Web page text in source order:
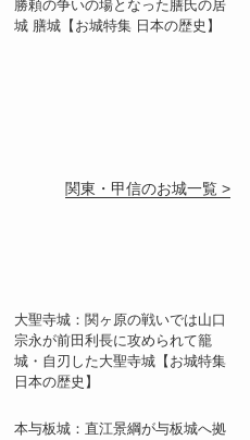
勝頼の争いの場となった膳氏の居
城 膳城【お城特集 日本の歴史】
関東・甲信のお城一覧 >
大聖寺城：関ヶ原の戦いでは山口
宗永が前田利長に攻められて籠
城・自刃した大聖寺城【お城特集
日本の歴史】
本与板城：直江景綱が与板城へ拠